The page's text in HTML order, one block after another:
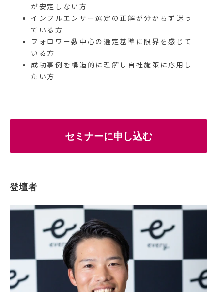
が安定しない方
インフルエンサー選定の正解が分からず迷っ
ている方
フォロワー数中心の選定基準に限界を感じて
いる方
成功事例を構造的に理解し自社施策に応用し
たい方
セミナーに申し込む
登壇者